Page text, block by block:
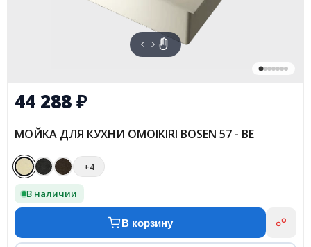
44 288₽
МОЙКА ДЛЯ КУХНИ OMOIKIRI BOSEN 57 - BE
+4
В наличии
В корзину